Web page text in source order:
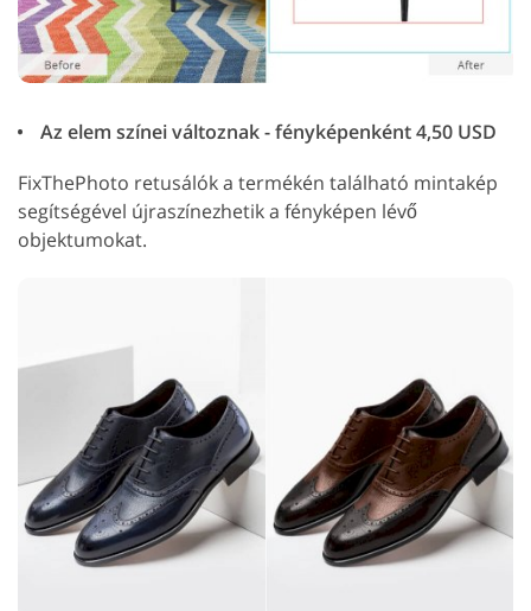
Az elem színei változnak - fényképenként 4,50 USD
FixThePhoto retusálók a termékén található mintakép
segítségével újraszínezhetik a fényképen lévő
objektumokat.